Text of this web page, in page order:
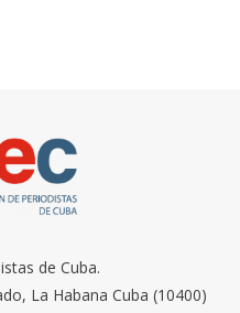
de Cuba.
La Habana Cuba (10400)